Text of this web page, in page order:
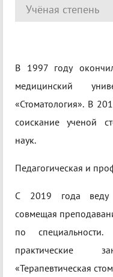
Учёная степень
В 1997 году
медицинский
«Стоматология». В
соискание ученой
наук.
Педагогическая и
С 2019 года веду
совмещая
по
практические
«Терапевтическая